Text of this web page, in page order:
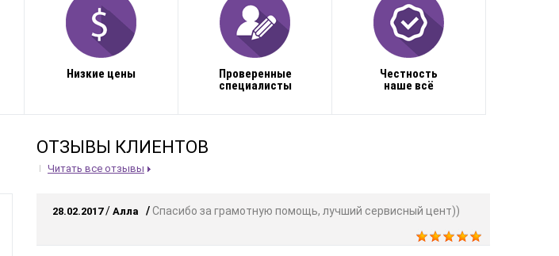
Низкие цены
Проверенные
специалисты
Честность
наше всё
ОТЗЫВЫ КЛИЕНТОВ
Читать все отзывы
28.02.2017/ Алла /Спасибо за грамотную помощь, лучший сервисный цент))